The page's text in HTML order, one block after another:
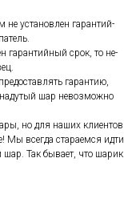
не ус­та­нов­лен га­ран­тий­
га­ран­тий­ный срок, то не­
га­ран­тию,
шар не­воз­можно
но для на­ших кли­ен­тов
Мы всег­да ста­ра­ем­ся ид­ти
Так бы­ва­ет, что ша­рик